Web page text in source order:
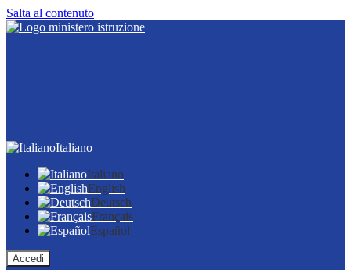
Salta al contenuto
Italiano
Italiano
English
Deutsch
Français
Español
Accedi